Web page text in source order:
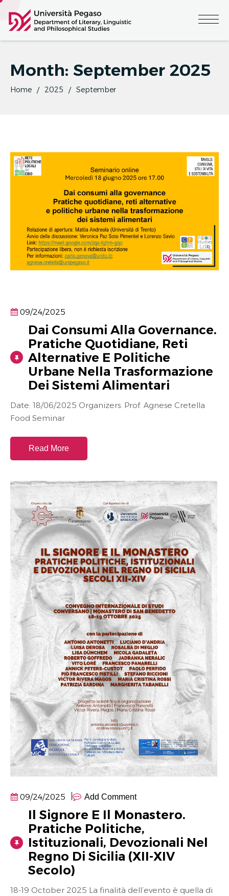
Month: September 2025
Home 2025 September
09/24/2025
Dai Consumi Alla Governance.
Pratiche Quotidiane, Reti
Alternative E Politiche
Urbane Nella Trasformazione
Dei Sistemi Alimentari
Date: 18/06/2025 Organizers: Prof. Agnese Cretella
Food Seminar
Read More
09/24/2025 Add Comment
Il Signore E Il Monastero.
Pratiche Politiche,
Istituzionali, Devozionali Nel
Regno Di Sicilia (XII-XIV
Secolo)
18-19 October 2025 La finalità dell’evento è quella di